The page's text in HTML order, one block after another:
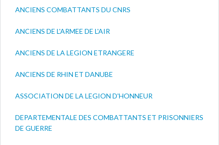
ANCIENS COMBATTANTS DU CNRS
ANCIENS DE L'ARMEE DE L'AIR
ANCIENS DE LA LEGION ETRANGERE
ANCIENS DE RHIN ET DANUBE
ASSOCIATION DE LA LEGION D'HONNEUR
DEPARTEMENTALE DES COMBATTANTS ET PRISONNIERS
DE GUERRE